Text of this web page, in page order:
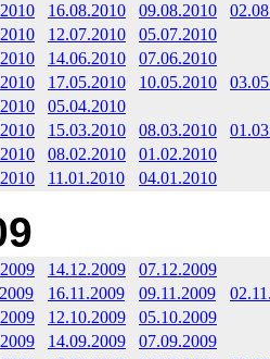
16.08.2010 09.08.2010
12.07.2010
05.07.2010
14.06.2010
07.06.2010
17.05.2010 10.05.2010
05.04.2010
15.03.2010 08.03.2010
08.02.2010
01.02.2010
11.01.2010 04.01.2010
14.12.2009
07.12.2009
16.11.2009 09.11.2009
12.10.2009
05.10.2009
14.09.2009
07.09.2009